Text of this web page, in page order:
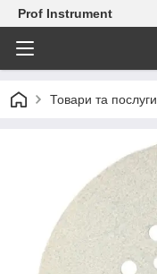
Prof Instrument
Товари та послуги